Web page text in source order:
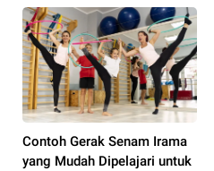
Contoh Gerak Senam Irama
yang Mudah Dipelajari untuk